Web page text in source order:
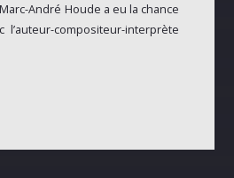
André Houde a eu la chance
l’auteur-compositeur-interprète